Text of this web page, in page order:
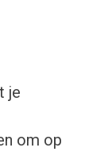
je
om op